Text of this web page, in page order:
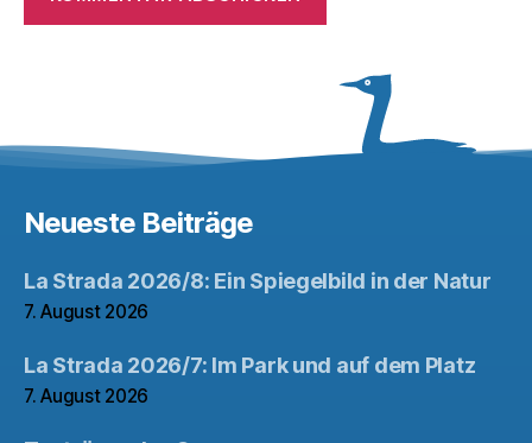
Neueste Beiträge
La Strada 2026/8: Ein Spiegelbild in der Natur
7. August 2026
La Strada 2026/7: Im Park und auf dem Platz
7. August 2026